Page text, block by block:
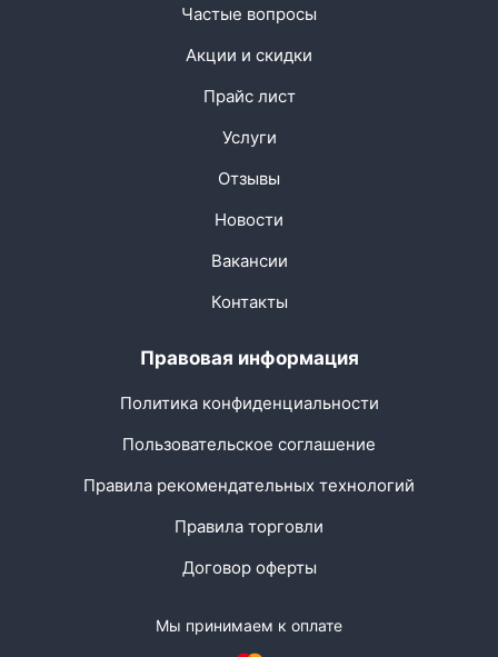
Частые вопросы
Акции и скидки
Прайс лист
Услуги
Отзывы
Новости
Вакансии
Контакты
Правовая информация
Политика конфиденциальности
Пользовательское соглашение
Правила рекомендательных технологий
Правила торговли
Договор оферты
Мы принимаем к оплате